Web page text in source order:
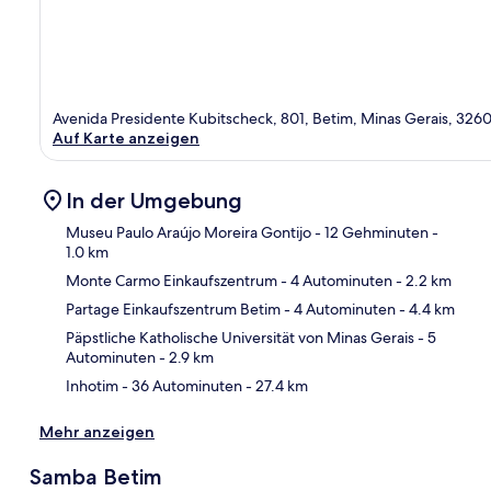
Avenida Presidente Kubitscheck, 801, Betim, Minas Gerais,
Auf Karte anzeigen
In der Umgebung
Museu Paulo Araújo Moreira Gontijo- 12 Gehminuten-
1.0 km
Monte Carmo Einkaufszentrum- 4 Autominuten- 2.2 km
Partage Einkaufszentrum Betim- 4 Autominuten- 4.4 km
Päpstliche Katholische Universität von Minas Gerais- 5
Autominuten- 2.9 km
Inhotim- 36 Autominuten- 27.4 km
Mehr anzeigen
Samba Betim